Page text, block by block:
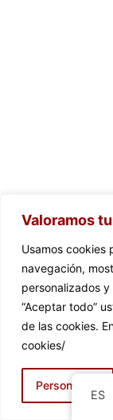
Valoramos
Usamos cookies
navegación,
personalizados
“Aceptar todo”
de las cookies.
cookies/
Personalizar
ES